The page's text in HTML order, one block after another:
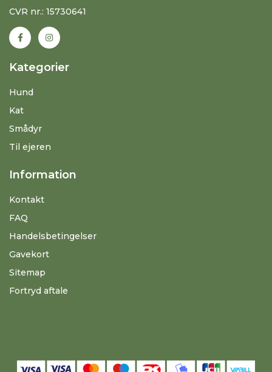
CVR nr.: 15730641
Kategorier
Hund
Kat
Smådyr
Til ejeren
Information
Kontakt
FAQ
Handelsbetingelser
Gavekort
Sitemap
Fortryd aftale